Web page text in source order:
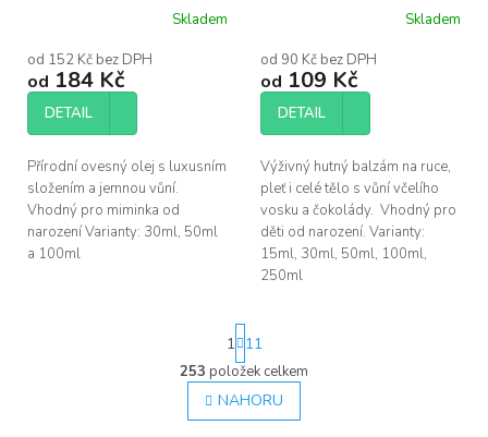
produktu
je
5,0
5
Skladem
od 152 Kč bez DPH
od 184 Kč
DETAIL
Přírodní ovesný olej s luxusním
složením a jemnou vůní.
Vhodný pro miminka od
narození Varianty: 30ml, 50ml
a 100ml
Skladem
od 90 Kč bez DPH
od 109 Kč
DETAIL
Výživný hutný balzám na ruce,
pleť i celé tělo s vůní včelího
vosku a čokolády. Vhodný pro
děti od narození. Varianty:
15ml, 30ml, 50ml, 100ml,
250ml
O
v
l
t
r
á
n
k
1 11
253 položek celkem
NAHORU